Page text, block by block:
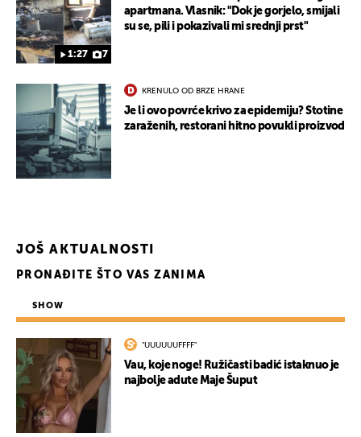
1:27 7
apartmana. Vlasnik: "Dok je gorjelo, smijali
su se, pili i pokazivali mi srednji prst"
KRENULO OD BRZE HRANE
Je li ovo povrće krivo za epidemiju? Stotine
zaraženih, restorani hitno povukli proizvod
JOŠ AKTUALNOSTI
PRONAĐITE ŠTO VAS ZANIMA
SHOW
"UUUUUUFFFF"
Vau, koje noge! Ružičasti badić istaknuo je
najbolje adute Maje Šuput
UKLJUČITE NOTIFIKACIJE